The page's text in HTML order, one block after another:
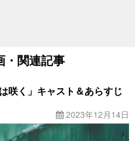
・関連記事
咲く」キャスト＆あらすじ
2023年12月14日